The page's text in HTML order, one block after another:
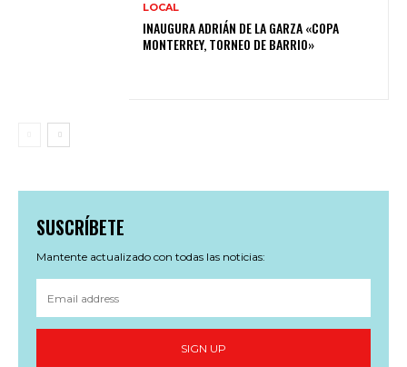
LOCAL
INAUGURA ADRIÁN DE LA GARZA «COPA
MONTERREY, TORNEO DE BARRIO»
SUSCRÍBETE
Mantente actualizado con todas las noticias:
SIGN UP